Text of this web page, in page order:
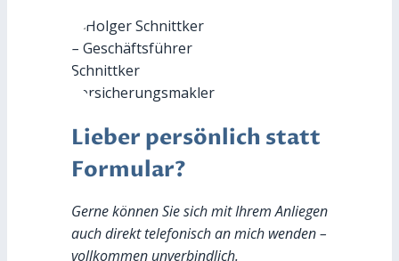
Lieber persönlich statt
Formular?
Gerne können Sie sich mit Ihrem Anliegen
auch direkt telefonisch an mich wenden –
vollkommen unverbindlich.